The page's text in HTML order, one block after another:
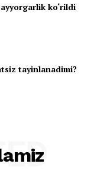
ko‘rildi
tayinlanadimi?